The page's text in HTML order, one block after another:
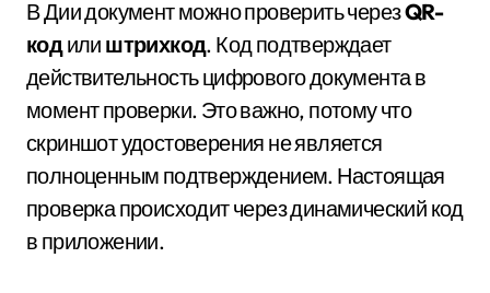
В Дии документ можно проверить черезQR-
кодили штрихкод. Код подтверждает
действительность цифрового документа в
момент проверки. Это важно, потому что
скриншот удостоверения не является
полноценным подтверждением. Настоящая
проверка происходит через динамический код
в приложении.